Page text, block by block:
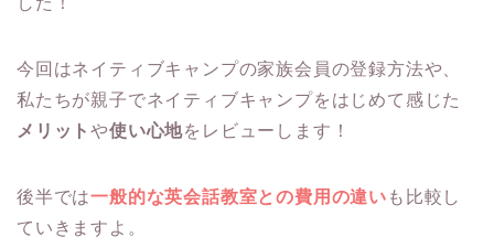
今回はネイティブキャンプの家族会員の登録方法や、
私たちが親子でネイティブキャンプをはじめて感じた
メリットや使い心地をレビューします！
後半では一般的な英会話教室との費用の違い も比較し
ていきますよ。